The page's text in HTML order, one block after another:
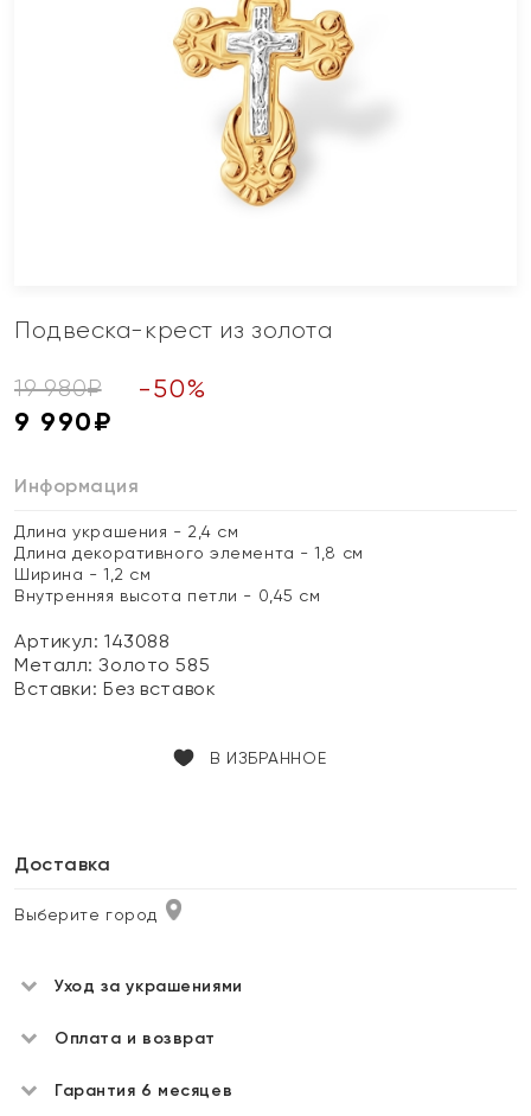
Подвеска-крест из золота
19 980₽ -50%
9 990₽
Информация
Длина украшения - 2,4 см
Длина декоративного элемента - 1,8 см
Ширина - 1,2 см
Внутренняя высота петли - 0,45 см
Артикул: 143088
Металл:Золото 585
Вставки:Без вставок
В ИЗБРАННОЕ
Доставка
Выберите город
Уход за украшениями
Оплата и возврат
Гарантия 6 месяцев